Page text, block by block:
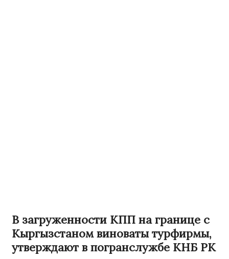
В загруженности КПП на границе с
Кыргызстаном виноваты турфирмы,
утверждают в погранслужбе КНБ РК